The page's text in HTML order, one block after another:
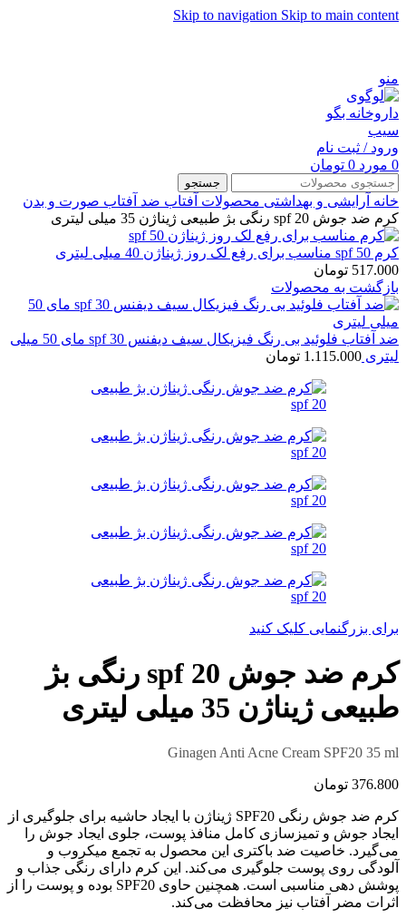
Skip to navigation Skip to main content
منو
ورود / ثبت نام
0 مورد 0 تومان
جستجو
خانه آرایشی و بهداشتی محصولات آفتاب ضد آفتاب صورت و بدن
کرم ضد جوش spf 20 رنگی بژ طبیعی ژیناژن 35 میلی لیتری
کرم spf 50 مناسب برای رفع لک روز ژیناژن 40 میلی لیتری
517.000 تومان
بازگشت به محصولات
ضد آفتاب فلوئید بی رنگ فیزیکال سیف دیفنس spf 30 مای 50 میلی
لیتری 1.115.000 تومان
برای بزرگنمایی کلیک کنید
کرم ضد جوش spf 20 رنگی بژ
طبیعی ژیناژن 35 میلی لیتری
Ginagen Anti Acne Cream SPF20 35 ml
376.800 تومان
کرم ضد جوش رنگی SPF20 ژیناژن با ایجاد حاشیه برای جلوگیری از
ایجاد جوش و تمیزسازی کامل منافذ پوست، جلوی ایجاد جوش را
می‌گیرد. خاصیت ضد باکتری این محصول به تجمع میکروب و
آلودگی روی پوست جلوگیری می‌کند. این کرم دارای رنگی جذاب و
پوشش دهی مناسبی است. همچنین حاوی SPF20 بوده و پوست را از
اثرات مضر آفتاب نیز محافظت می‌کند.